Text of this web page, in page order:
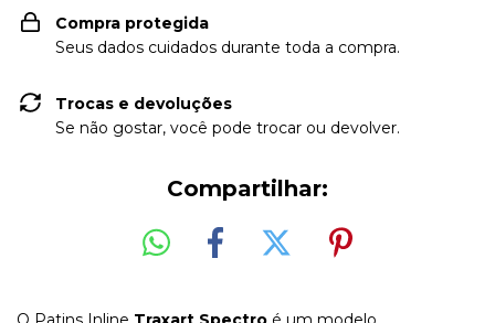
Compra protegida
Seus dados cuidados durante toda a compra.
Trocas e devoluções
Se não gostar, você pode trocar ou devolver.
Compartilhar: